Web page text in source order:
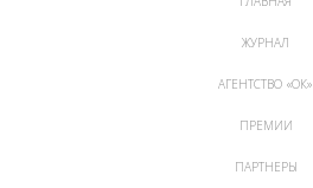
ЖУРНАЛ
АГЕНТСТВО «ОК»
ПРЕМИИ
ПАРТНЕРЫ